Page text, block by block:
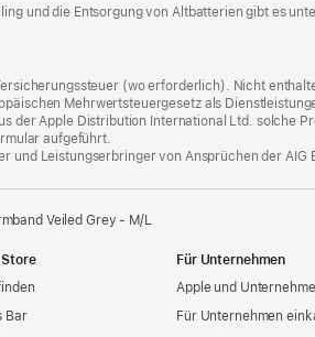
und die Entsorgung von Altbatterien gibt es
(wo erforderlich). Nicht
Mehrwertsteuergesetz als
der Apple Distribution International Ltd. solche
aufgeführt.
Leistungserbringer von Ansprüchen der AIG
Veiled Grey - M/L
Bar
Für Unternehmen
Apple und
Für Unternehmen